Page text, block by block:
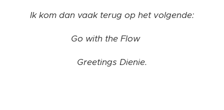
Ik kom dan vaak terug op het volgende:
Go with the Flow ❤️
Greetings Dienie.